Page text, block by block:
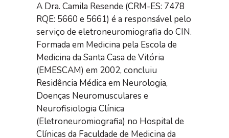
A Dra. Camila Resende (CRM-ES: 7478
RQE: 5660 e 5661) é a responsável pelo
serviço de eletroneuromiografia do CIN.
Formada em Medicina pela Escola de
Medicina da Santa Casa de Vitória
(EMESCAM) em 2002, concluiu
Residência Médica em Neurologia,
Doenças Neuromusculares e
Neurofisiologia Clínica
(Eletroneuromiografia) no Hospital de
Clínicas da Faculdade de Medicina da